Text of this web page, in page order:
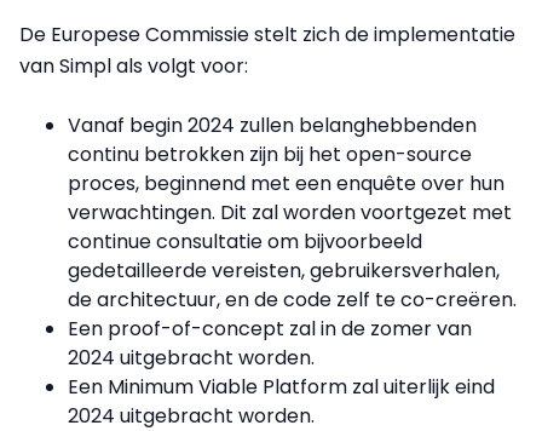
De Europese Commissie stelt zich de implementatie
van Simpl als volgt voor:
Vanaf begin 2024 zullen belanghebbenden
continu betrokken zijn bij het open-source
proces, beginnend met een enquête over hun
verwachtingen. Dit zal worden voortgezet met
continue consultatie om bijvoorbeeld
gedetailleerde vereisten, gebruikersverhalen,
de architectuur, en de code zelf te co-creëren.
Een proof-of-concept zal in de zomer van
2024 uitgebracht worden.
Een Minimum Viable Platform zal uiterlijk eind
2024 uitgebracht worden.